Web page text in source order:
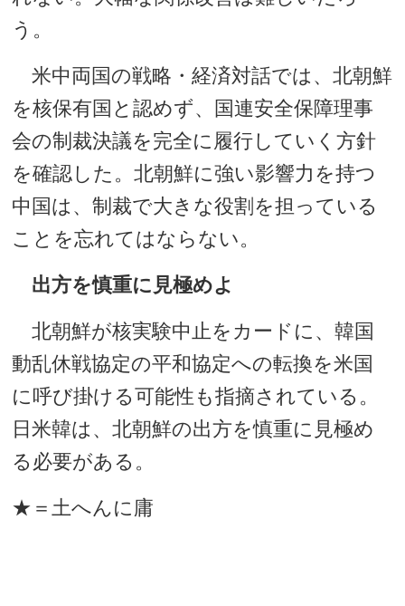
う。
米中両国の戦略・経済対話では、北朝鮮
を核保有国と認めず、国連安全保障理事
会の制裁決議を完全に履行していく方針
を確認した。北朝鮮に強い影響力を持つ
中国は、制裁で大きな役割を担っている
ことを忘れてはならない。
出方を慎重に見極めよ
北朝鮮が核実験中止をカードに、韓国
動乱休戦協定の平和協定への転換を米国
に呼び掛ける可能性も指摘されている。
日米韓は、北朝鮮の出方を慎重に見極め
る必要がある。
★＝土へんに庸